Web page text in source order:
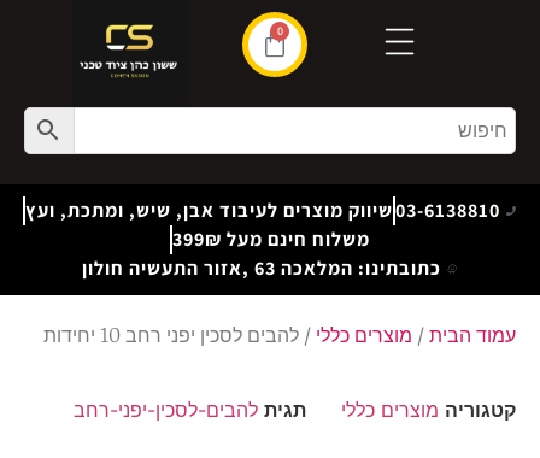
0
03-6138810שיווק מוצרים לעיבוד אבן, שיש, ומתכת, ועץ
משלוח חינם מעל 399₪
כתובתינו: המלאכה 63 ,אזור התעשיה חולון
עמוד הבית / מוצרים כללי / להבים לסכין יפני רחב 10 יחידות
קטגוריה מוצרים כללי תגית להבים-לסכין-יפני-רחב